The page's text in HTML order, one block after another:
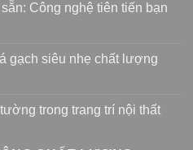
Công nghệ tiên tiến bạn
gạch siêu nhẹ chất lượng
trong trang trí nội thất